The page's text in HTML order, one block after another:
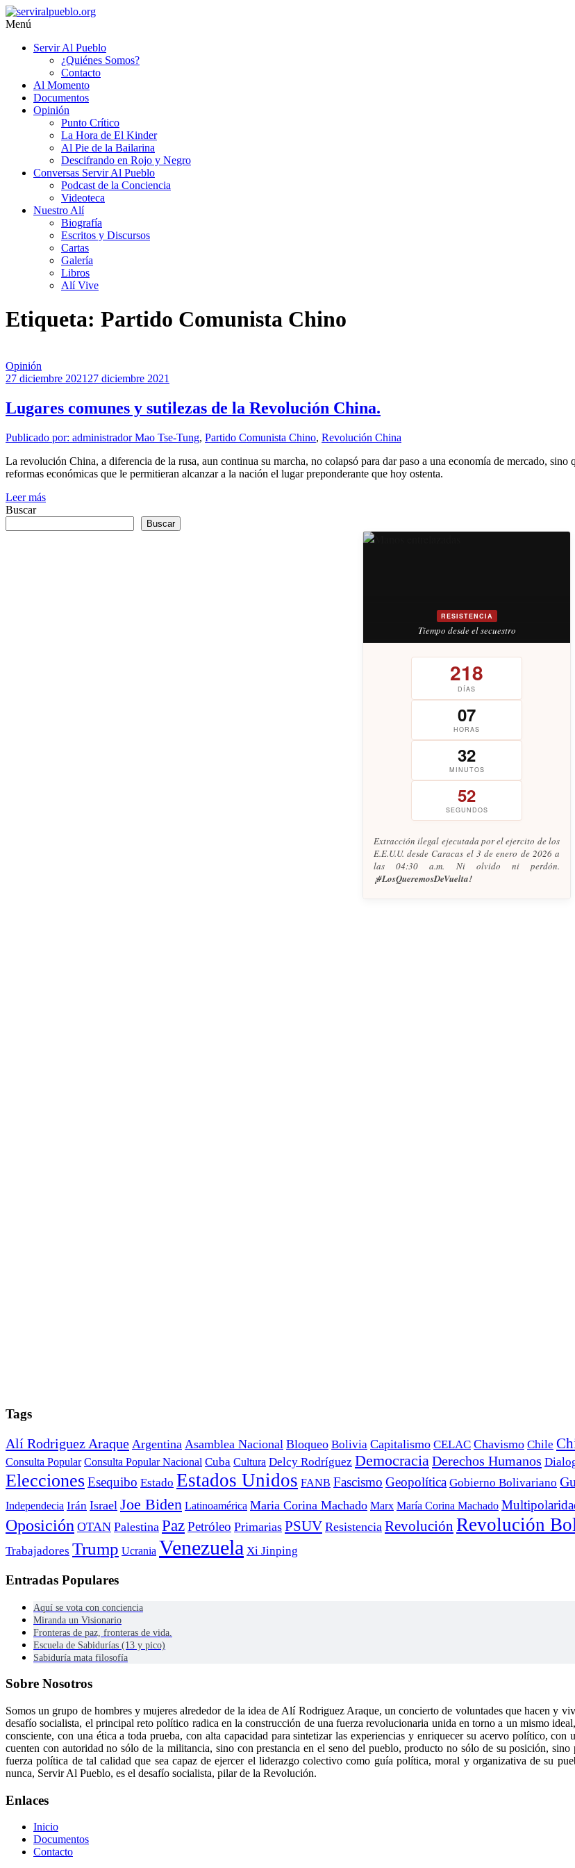
Saltar
al
#SomosServirAlPueblo
Menú
Servir Al Pueblo
¿Quiénes Somos?
Contacto
Al Momento
Documentos
Opinión
Punto Crítico
La Hora de El Kinder
Al Pie de la Bailarina
Descifrando en Rojo y Negro
Conversas Servir Al Pueblo
Podcast de la Conciencia
Videoteca
Nuestro Alí
Biografía
Escritos y Discursos
Cartas
Galería
Libros
Alí Vive
Etiqueta: Partido Comunista Chino
Opinión
27 diciembre 2021 27 diciembre 2021
Lugares comunes y sutilezas de la Revolución China.
Publicado por: administradorMao Tse-Tung, Partido Comunista Chino, Revolución China
La revolución China, a diferencia de la rusa, aun continua su marcha, no colapsó para dar paso a una economía de mercado, sino
reformas económicas que le permitieran alcanzar a la nación el lugar preponderante que hoy ostenta.
Leer más
Buscar
Buscar
RESISTENCIA
Tiempo desde el secuestro
218
DÍAS
07
HORAS
32
MINUTOS
53
SEGUNDOS
Extracción ilegal ejecutada por el ejercito de los
E.E.U.U. desde Caracas el 3 de enero de 2026 a
las 04:30 a.m. Ni olvido ni perdón.
¡#LosQueremosDeVuelta!
Tags
Alí Rodriguez Araque Argentina Asamblea Nacional Bloqueo Bolivia Capitalismo CELAC Chavismo Chile
Consulta Popular Consulta Popular Nacional Cuba Cultura Delcy Rodríguez DemocraciaDerechos Humanos
EleccionesEsequibo Estado Estados Unidos FANB Fascismo Geopolítica Gobierno Bolivariano
Independecia Irán Israel Joe Biden Latinoamérica Maria Corina Machado Marx María Corina Machado
Oposición OTAN Palestina PazPetróleo Primarias PSUV Resistencia Revolución Revolución
Trabajadores Trump Ucrania Venezuela Xi Jinping
Entradas Populares
Aquí se vota con conciencia
Miranda un Visionario
Fronteras de paz, fronteras de vida.
Escuela de Sabidurías (13 y pico)
Sabiduría mata filosofía
Sobre Nosotros
Somos un grupo de hombres y mujeres alrededor de la idea de Alí Rodriguez Araque, un concierto de voluntades que hacen y
desafío socialista, el principal reto político radica en la construcción de una fuerza revolucionaria unida en torno a un mismo
consciente, con una ética a toda prueba, con alta capacidad para sintetizar las experiencias y enriquecer su acervo político,
cuenten con autoridad no sólo de la militancia, sino con prestancia en el seno del pueblo, producto no sólo de su posición,
fuerza política de tal calidad que sea capaz de ejercer el liderazgo colectivo como guía política, moral y organizativa de su
nunca, Servir Al Pueblo, es el desafío socialista, pilar de la Revolución.
Enlaces
Inicio
Documentos
Contacto